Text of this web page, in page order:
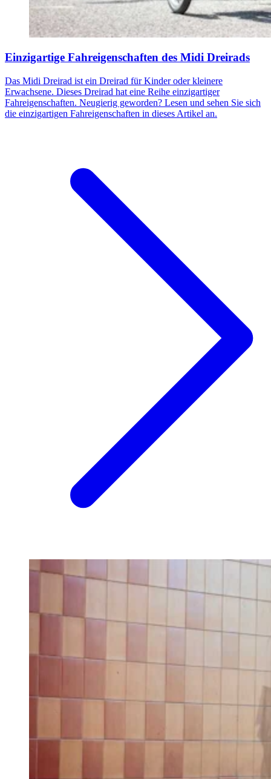
Einzigartige Fahreigenschaften des Midi Dreirads
Das Midi Dreirad ist ein Dreirad für Kinder oder kleinere
Erwachsene. Dieses Dreirad hat eine Reihe einzigartiger
Fahreigenschaften. Neugierig geworden? Lesen und sehen Sie sich
die einzigartigen Fahreigenschaften in dieses Artikel an.